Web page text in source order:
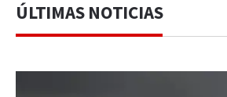
ÚLTIMAS NOTICIAS